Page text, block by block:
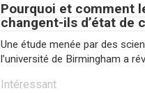
Pourquoi et comment
changent-ils d’état de
Une étude menée par des
l’université de Birmingham a
Intéressant